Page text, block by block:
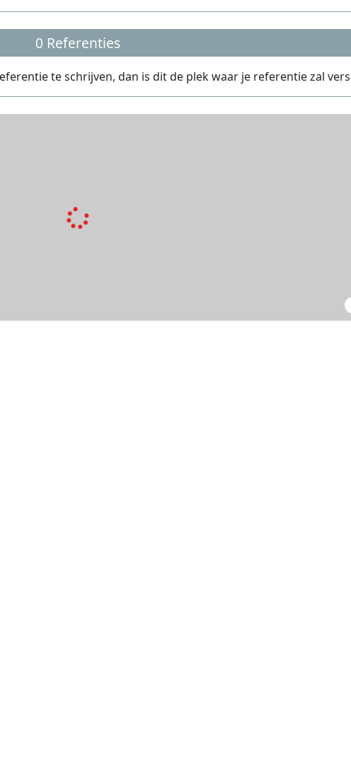
0 Referenties
te schrijven, dan is dit de plek waar je referentie zal